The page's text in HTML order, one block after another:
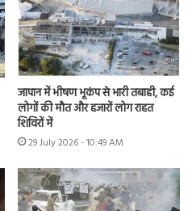
जापान में भीषण भूकंप से भारी तबाही, कई
लोगों की मौत और हजारों लोग राहत
शिविरों में
29 July 2026 - 10:49 AM